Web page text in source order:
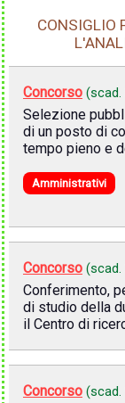
CONSIGLIO
Concorso (scad.
Selezione
di un posto di
tempo pieno e
Amministrativi
Concorso (scad.
Conferimento,
di studio della
il Centro di
Concorso (scad.